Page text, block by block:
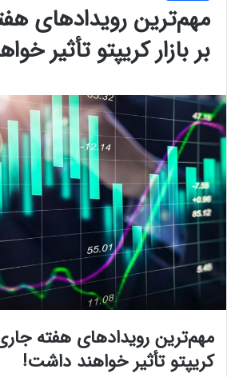
مهم‌ترین رویدادهای
بر بازار کریپتو تأثیر
مهم‌ترین رویدادهای هفته جاری
کریپتو تأثیر خواهند داشت!